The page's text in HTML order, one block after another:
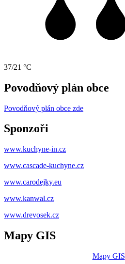
37/21 °C
Povodňový plán obce
Povodňový plán obce zde
Sponzoři
www.kuchyne-in.cz
www.cascade-kuchyne.cz
www.carodejky.eu
www.kanwal.cz
www.drevosek.cz
Mapy GIS
Mapy GIS